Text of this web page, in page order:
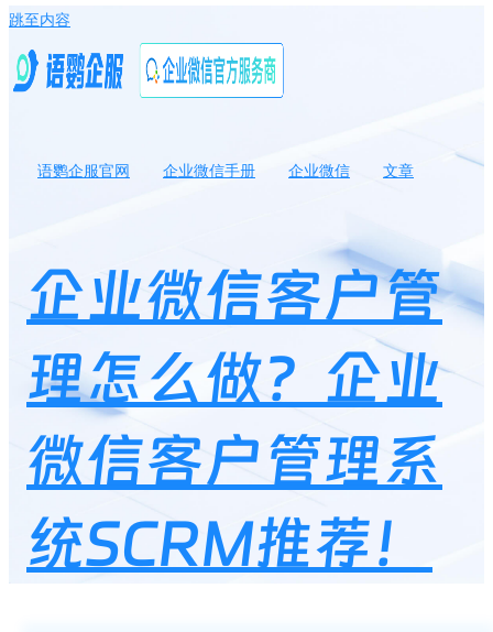
跳至内容
语鹦企服官网 企业微信手册 企业微信
文章
企业微信客户管
理怎么做？企业
微信客户管理系
统SCRM推荐！